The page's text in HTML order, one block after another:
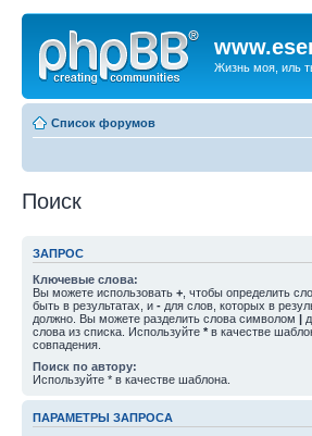
Жизнь моя, иль
Список форумов
Поиск
ЗАПРОС
Ключевые слова:
Вы можете использовать + , чтобы определить
быть в результатах, и - для слов, которых в
должно. Вы можете разделить слова символом |
слова из списка. Используйте * в качестве
совпадения.
Поиск по автору:
Используйте * в качестве шаблона.
ПАРАМЕТРЫ ЗАПРОСА